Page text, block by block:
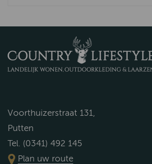
Voorthuizerstraat 131,
Putten
Tel. (0341) 492 145
Plan uw route